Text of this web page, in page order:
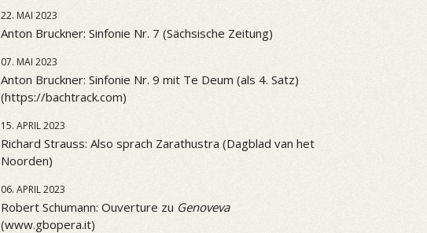
22. MAI 2023
Anton Bruckner: Sinfonie Nr. 7 (Sächsische Zeitung)
07. MAI 2023
Anton Bruckner: Sinfonie Nr. 9 mit Te Deum (als 4. Satz)
(https://bachtrack.com)
15. APRIL 2023
Richard Strauss: Also sprach Zarathustra (Dagblad van het
Noorden)
06. APRIL 2023
Robert Schumann: Ouverture zu Genoveva
(www.gbopera.it)